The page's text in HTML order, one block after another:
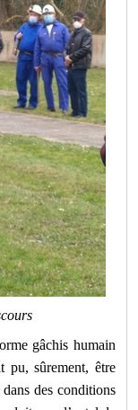
gâchis humain
pu, sûrement, être
des conditions